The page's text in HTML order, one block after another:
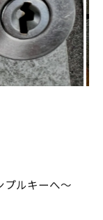
プルキーへ〜